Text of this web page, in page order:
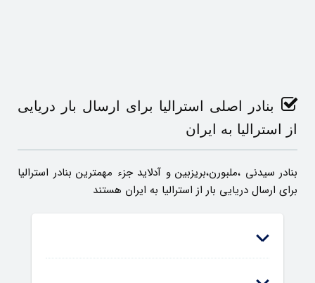
بنادر اصلی استرالیا برای ارسال بار دریایی
از استرالیا به ایران
بنادر سیدنی ،ملبورن،بریزبین و آدلاید جزء مهمترین بنادر استرالیا
برای ارسال دریایی بار از استرالیا به ایران هستند